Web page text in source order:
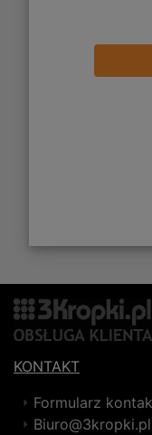
KONTAKT
Formularz
Biuro@3kropki.pl